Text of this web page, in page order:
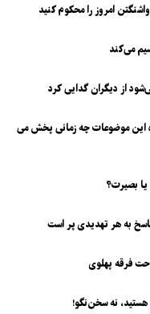
امروز را محکوم کنید
می‌کند
از دیگران گدایی کرد
این موضوعات چه زمانی پخش می
بصیرت؟
به هر تهدیدی پر است
فرقه پهلوی
نه سخن‌نگو!